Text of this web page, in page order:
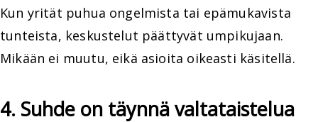
Kun yrität puhua ongelmista tai epämukavista
tunteista, keskustelut päättyvät umpikujaan.
Mikään ei muutu, eikä asioita oikeasti käsitellä.
4. Suhde on täynnä valtataistelua